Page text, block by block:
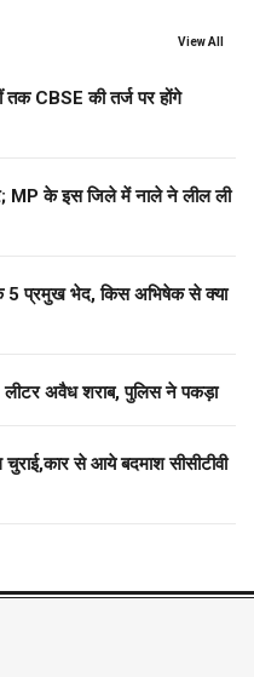
View All
तक CBSE की तर्ज पर होंगे
MP के इस जिले में नाले ने लील ली
के 5 प्रमुख भेद, किस अभिषेक से क्या
लीटर अवैध शराब, पुलिस ने पकड़ा
से आये बदमाश सीसीटीवी